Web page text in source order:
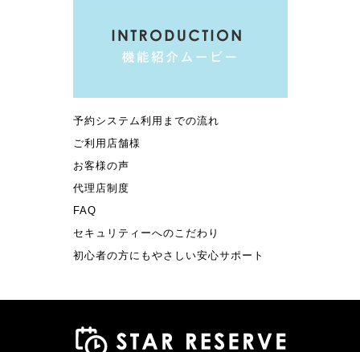
予約システム利用までの流れ
ご利用店舗様
お客様の声
代理店制度
FAQ
セキュリティーへのこだわり
初心者の方にもやさしい安心サポート